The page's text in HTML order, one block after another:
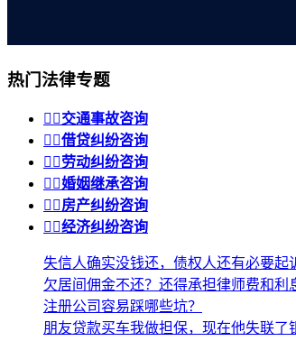
热门法律专题
 交通事故咨询
 借贷纠纷咨询
 劳动纠纷咨询
 婚姻继承咨询
 房产纠纷咨询
 经济纠纷咨询
失信人确实没钱还，债权人还有必要起
欠居间佣金不还？还得承担律师费和利
注册公司容易踩哪些坑？
朋友贷款买车我做担保，现在他失联了